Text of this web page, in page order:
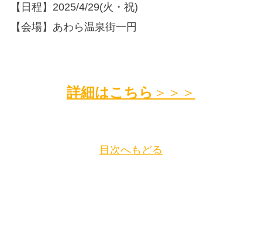
【日程】2025/4/29(火・祝)
【会場】あわら温泉街一円
詳細はこちら ＞＞＞
目次へもどる